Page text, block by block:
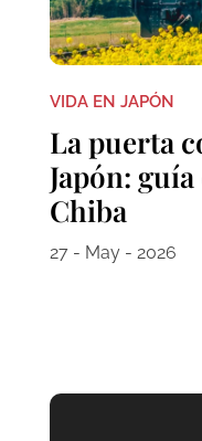
VIDA EN JAPÓN
La puerta
Japón:
Chiba
27 - May - 2026